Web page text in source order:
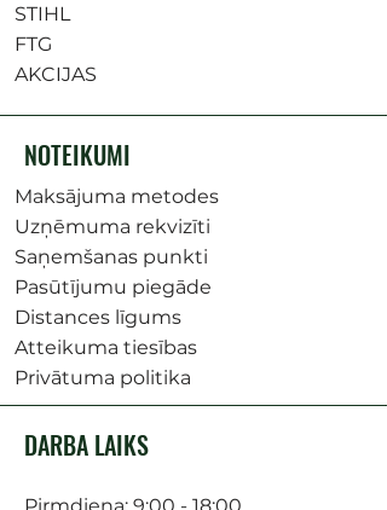
STIHL
FTG
AKCIJAS
NOTEIKUMI
Maksājuma metodes
Uzņēmuma rekvizīti
Saņemšanas punkti
Pasūtījumu piegāde
Distances līgums
Atteikuma tiesības
Privātuma politika
DARBA LAIKS
Pirmdiena: 9:00 - 18:00